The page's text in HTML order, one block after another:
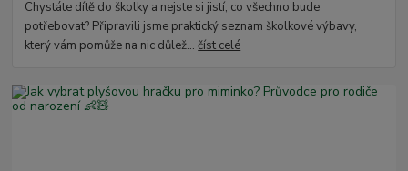
Chystáte dítě do školky a nejste si jistí, co všechno bude
potřebovat? Připravili jsme praktický seznam školkové výbavy,
který vám pomůže na nic důlež...číst celé